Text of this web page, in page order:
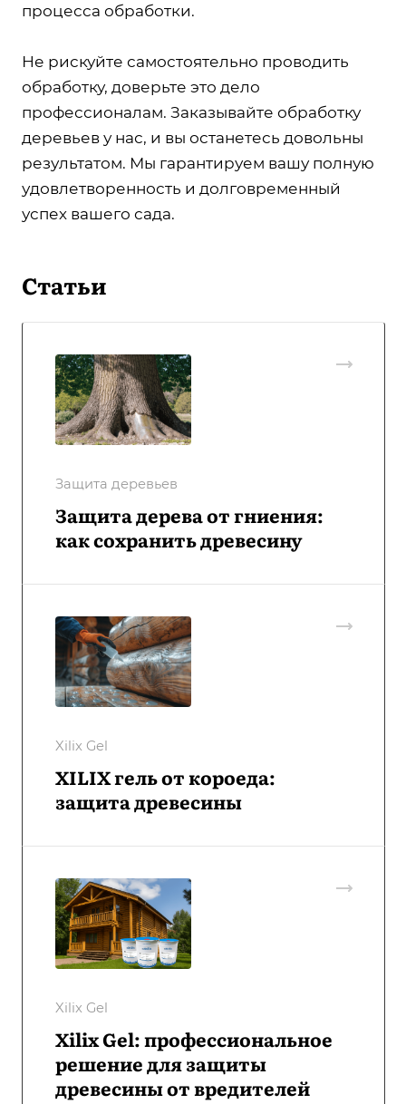
процесса обработки.
Не рискуйте самостоятельно проводить
обработку, доверьте это дело
профессионалам. Заказывайте обработку
деревьев у нас, и вы останетесь довольны
результатом. Мы гарантируем вашу полную
удовлетворенность и долговременный
успех вашего сада.
Статьи
Защита деревьев
Защита дерева от гниения:
как сохранить древесину
Xilix Gel
XILIX гель от короеда:
защита древесины
Xilix Gel
Xilix Gel: профессиональное
решение для защиты
древесины от вредителей